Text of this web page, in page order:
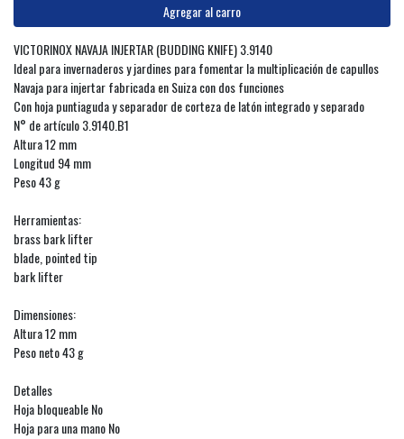
Agregar al carro
VICTORINOX NAVAJA INJERTAR (BUDDING KNIFE) 3.9140
Ideal para invernaderos y jardines para fomentar la multiplicación de capullos
Navaja para injertar fabricada en Suiza con dos funciones
Con hoja puntiaguda y separador de corteza de latón integrado y separado
N° de artículo 3.9140.B1
Altura 12 mm
Longitud 94 mm
Peso 43 g
Herramientas:
brass bark lifter
blade, pointed tip
bark lifter
Dimensiones:
Altura 12 mm
Peso neto 43 g
Detalles
Hoja bloqueable No
Hoja para una mano No